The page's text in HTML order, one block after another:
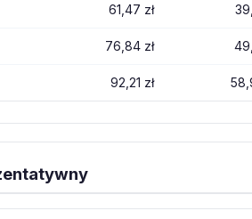
61,47 zł
76,84 zł
92,21 zł